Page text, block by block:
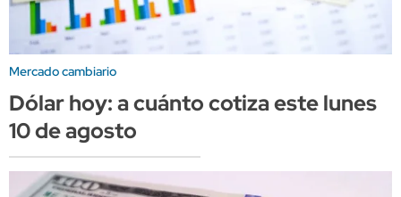
Mercado cambiario
Dólar hoy: a cuánto cotiza este lunes
10 de agosto